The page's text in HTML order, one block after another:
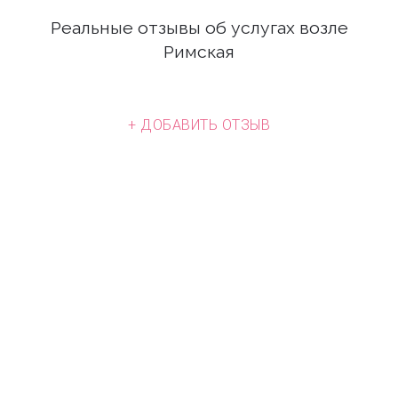
Реальные отзывы об услугах возле
Римская
+ ДОБАВИТЬ ОТЗЫВ